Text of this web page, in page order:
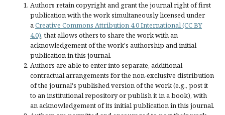
Authors retain copyright and grant the journal right of first
publication with the work simultaneously licensed under
aCreative Commons Attribution 4.0 International (CC BY
4.0), that allows others to share the work with an
acknowledgement of the work's authorship and initial
publication in this journal.
Authors are able to enter into separate, additional
contractual arrangements for the non-exclusive distribution
of the journal's published version of the work (e.g., post it
to an institutional repository or publish it in a book), with
an acknowledgement of its initial publication in this journal.